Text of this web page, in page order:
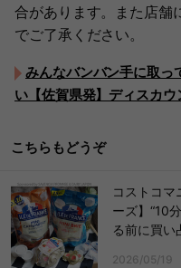
合があります。また店舗
でご了承ください。
みんなバンバン手に取っ
い【佐賀県発】ディスカ
こちらもどうぞ
コストコマ
ーズ】“10
る前に買い
2026/05/19